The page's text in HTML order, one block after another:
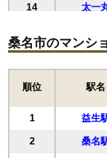
14 太一
桑名市のマンシ
順位 駅名
1 益生
2 桑名